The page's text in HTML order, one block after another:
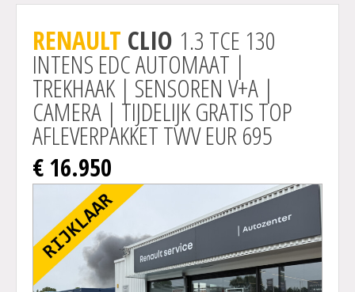
Actie
RENAULT CLIO 1.3 TCE 130
INTENS EDC AUTOMAAT |
TREKHAAK | SENSOREN V+A |
CAMERA | TIJDELIJK GRATIS TOP
AFLEVERPAKKET TWV EUR 695
€ 16.950